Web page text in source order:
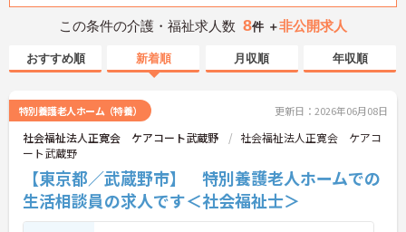
この条件の介護・福祉求人数 8件 ＋非公開求人
おすすめ順 新着順 月収順 年収順
特別養護老人ホーム（特養） 更新日：2026年06月08日
社会福祉法人正寛会 ケアコート武蔵野
社会福祉法人正寛会 ケアコ
ート武蔵野
【東京都／武蔵野市】 特別養護老人ホームでの
生活相談員の求人です＜社会福祉士＞